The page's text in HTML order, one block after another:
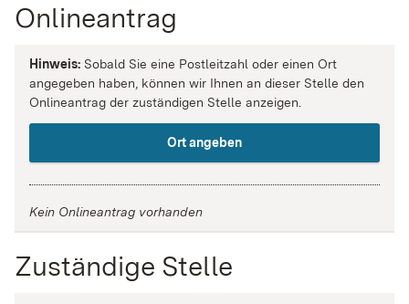
Onlineantrag
Hinweis: Sobald Sie eine Postleitzahl oder einen Ort
angegeben haben, können wir Ihnen an dieser Stelle den
Onlineantrag der zuständigen Stelle anzeigen.
Ort angeben
Kein Onlineantrag vorhanden
Zuständige Stelle